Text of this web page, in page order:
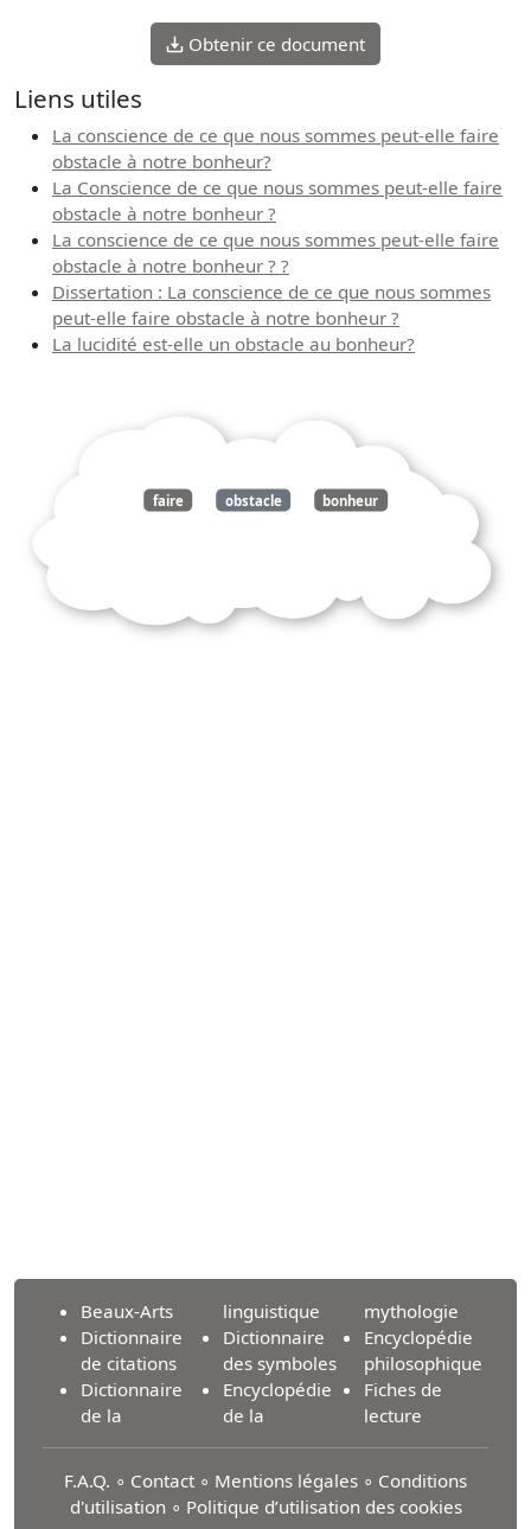
Obtenir ce document
Liens utiles
La conscience de ce que nous sommes peut-elle faire
obstacle à notre bonheur?
La Conscience de ce que nous sommes peut-elle faire
obstacle à notre bonheur ?
La conscience de ce que nous sommes peut-elle faire
obstacle à notre bonheur ? ?
Dissertation : La conscience de ce que nous sommes
peut-elle faire obstacle à notre bonheur ?
La lucidité est-elle un obstacle au bonheur?
faire obstacle bonheur
Beaux-Arts
Dictionnaire
de citations
Dictionnaire
de la
linguistique
Dictionnaire
des symboles
Encyclopédie
de la
mythologie
Encyclopédie
philosophique
Fiches de
lecture
F.A.Q. ∘ Contact ∘ Mentions légales ∘ Conditions
d'utilisation ∘ Politique d’utilisation des cookies